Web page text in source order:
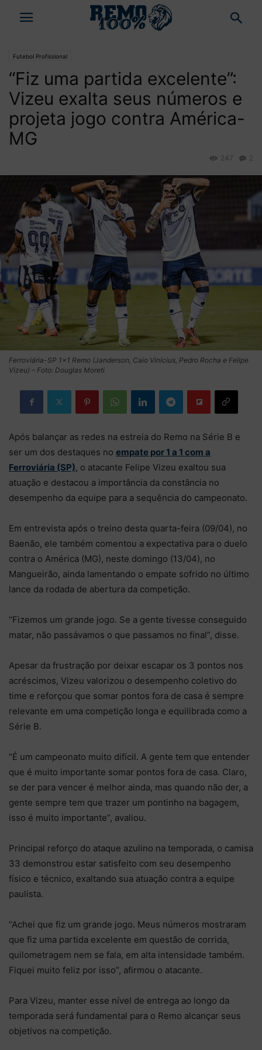
Futebol Profissional
“Fiz uma partida excelente”:
Vizeu exalta seus números e
projeta jogo contra América-
MG
2
247
Ferroviária-SP 1×1 Remo (Janderson, Caio Vinícius, Pedro Rocha e Felipe
Vizeu) – Foto: Douglas Moreti
Após balançar as redes na estreia do Remo na Série B e
ser um dos destaques no empate por 1 a 1 com a
Ferroviária (SP), o atacante Felipe Vizeu exaltou sua
atuação e destacou a importância da constância no
desempenho da equipe para a sequência do campeonato.
Em entrevista após o treino desta quarta-feira (09/04), no
Baenão, ele também comentou a expectativa para o duelo
contra o América (MG), neste domingo (13/04), no
Mangueirão, ainda lamentando o empate sofrido no último
lance da rodada de abertura da competição.
“Fizemos um grande jogo. Se a gente tivesse conseguido
matar, não passávamos o que passamos no final”, disse.
Apesar da frustração por deixar escapar os 3 pontos nos
acréscimos, Vizeu valorizou o desempenho coletivo do
time e reforçou que somar pontos fora de casa é sempre
relevante em uma competição longa e equilibrada como a
Série B.
“É um campeonato muito difícil. A gente tem que entender
que é muito importante somar pontos fora de casa. Claro,
se der para vencer é melhor ainda, mas quando não der, a
gente sempre tem que trazer um pontinho na bagagem,
isso é muito importante”, avaliou.
Principal reforço do ataque azulino na temporada, o camisa
33 demonstrou estar satisfeito com seu desempenho
físico e técnico, exaltando sua atuação contra a equipe
paulista.
“Achei que fiz um grande jogo. Meus números mostraram
que fiz uma partida excelente em questão de corrida,
quilometragem nem se fala, em alta intensidade também.
Fiquei muito feliz por isso”, afirmou o atacante.
Para Vizeu, manter esse nível de entrega ao longo da
temporada será fundamental para o Remo alcançar seus
objetivos na competição.